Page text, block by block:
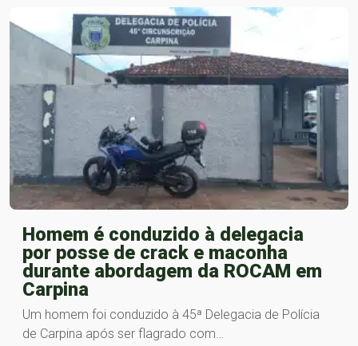
Homem é conduzido à delegacia
por posse de crack e maconha
durante abordagem da ROCAM em
Carpina
Um homem foi conduzido à 45ª Delegacia de Polícia
de Carpina após ser flagrado com…